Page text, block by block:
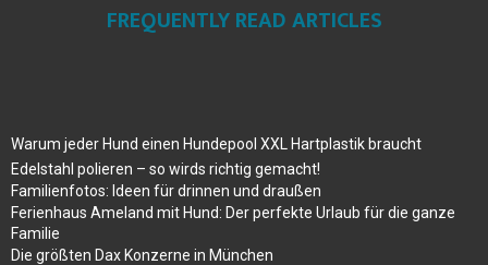
FREQUENTLY READ ARTICLES
Warum jeder Hund einen Hundepool XXL Hartplastik braucht
Edelstahl polieren – so wirds richtig gemacht!
Familienfotos: Ideen für drinnen und draußen
Ferienhaus Ameland mit Hund: Der perfekte Urlaub für die ganze
Familie
Die größten Dax Konzerne in München